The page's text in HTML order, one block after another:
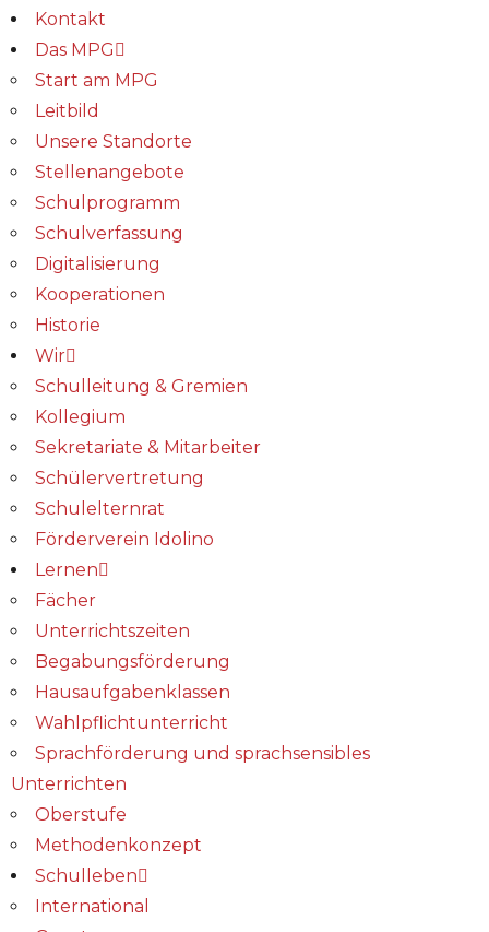
Kontakt
Das MPG
Start am MPG
Leitbild
Unsere Standorte
Stellenangebote
Schulprogramm
Schulverfassung
Digitalisierung
Kooperationen
Historie
Wir
Schulleitung & Gremien
Kollegium
Sekretariate & Mitarbeiter
Schülervertretung
Schulelternrat
Förderverein Idolino
Lernen
Fächer
Unterrichtszeiten
Begabungs­förderung
Hausaufgabenklassen
Wahlpflichtunterricht
Sprachförderung und sprachsensibles
Unterrichten
Oberstufe
Methodenkonzept
Schulleben
International